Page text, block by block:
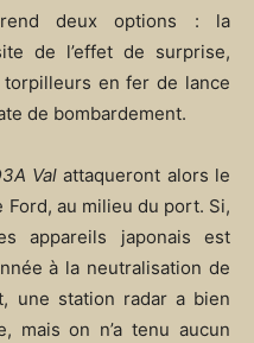
deux options : la
de l’effet de surprise,
en fer de lance
de bombardement.
Valattaqueront alors le
Ford, au milieu du port. Si,
appareils japonais est
à la neutralisation de
une station radar a bien
mais on n’a tenu aucun